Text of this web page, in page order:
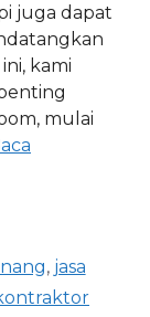
juga dapat
kami
mulai
, jasa